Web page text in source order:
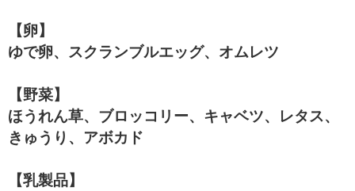
【卵】
ゆで卵、スクランブルエッグ、オムレツ
【野菜】
ほうれん草、ブロッコリー、キャベツ、レタス、
きゅうり、アボカド
【乳製品】